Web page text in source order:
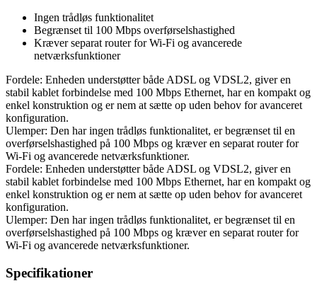
Ingen trådløs funktionalitet
Begrænset til 100 Mbps overførselshastighed
Kræver separat router for Wi-Fi og avancerede
netværksfunktioner
Fordele: Enheden understøtter både ADSL og VDSL2, giver en
stabil kablet forbindelse med 100 Mbps Ethernet, har en kompakt og
enkel konstruktion og er nem at sætte op uden behov for avanceret
konfiguration.
Ulemper: Den har ingen trådløs funktionalitet, er begrænset til en
overførselshastighed på 100 Mbps og kræver en separat router for
Wi-Fi og avancerede netværksfunktioner.
Fordele: Enheden understøtter både ADSL og VDSL2, giver en
stabil kablet forbindelse med 100 Mbps Ethernet, har en kompakt og
enkel konstruktion og er nem at sætte op uden behov for avanceret
konfiguration.
Ulemper: Den har ingen trådløs funktionalitet, er begrænset til en
overførselshastighed på 100 Mbps og kræver en separat router for
Wi-Fi og avancerede netværksfunktioner.
Specifikationer